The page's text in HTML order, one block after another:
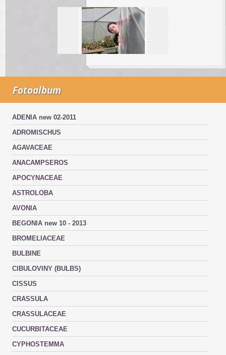
Fotoalbum
ADENIA new 02-2011
ADROMISCHUS
AGAVACEAE
ANACAMPSEROS
APOCYNACEAE
ASTROLOBA
AVONIA
BEGONIA new 10 - 2013
BROMELIACEAE
BULBINE
CIBULOVINY (BULBS)
CISSUS
CRASSULA
CRASSULACEAE
CUCURBITACEAE
CYPHOSTEMMA